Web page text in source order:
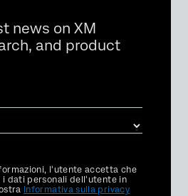
news on XM
and product
l'utente accetta che
i dati personali dell'utente in
Informativa sulla privacy